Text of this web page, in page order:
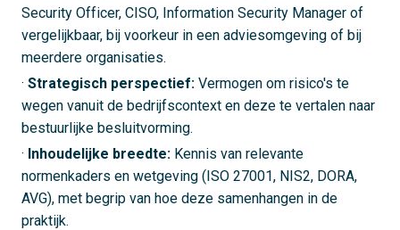
Security Officer, CISO, Information Security Manager of
vergelijkbaar, bij voorkeur in een adviesomgeving of bij
meerdere organisaties.
· Strategisch perspectief: Vermogen om risico's te
wegen vanuit de bedrijfscontext en deze te vertalen naar
bestuurlijke besluitvorming.
· Inhoudelijke breedte: Kennis van relevante
normenkaders en wetgeving (ISO 27001, NIS2, DORA,
AVG), met begrip van hoe deze samenhangen in de
praktijk.